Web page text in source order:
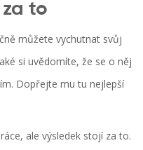
to
můžete vychutnat svůj
si uvědomíte, že se o něj
Dopřejte mu tu nejlepší
ale výsledek stojí za to.